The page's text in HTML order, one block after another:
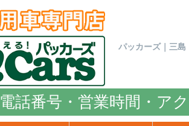
パッカーズ｜三
電話番号・営業時間・ア